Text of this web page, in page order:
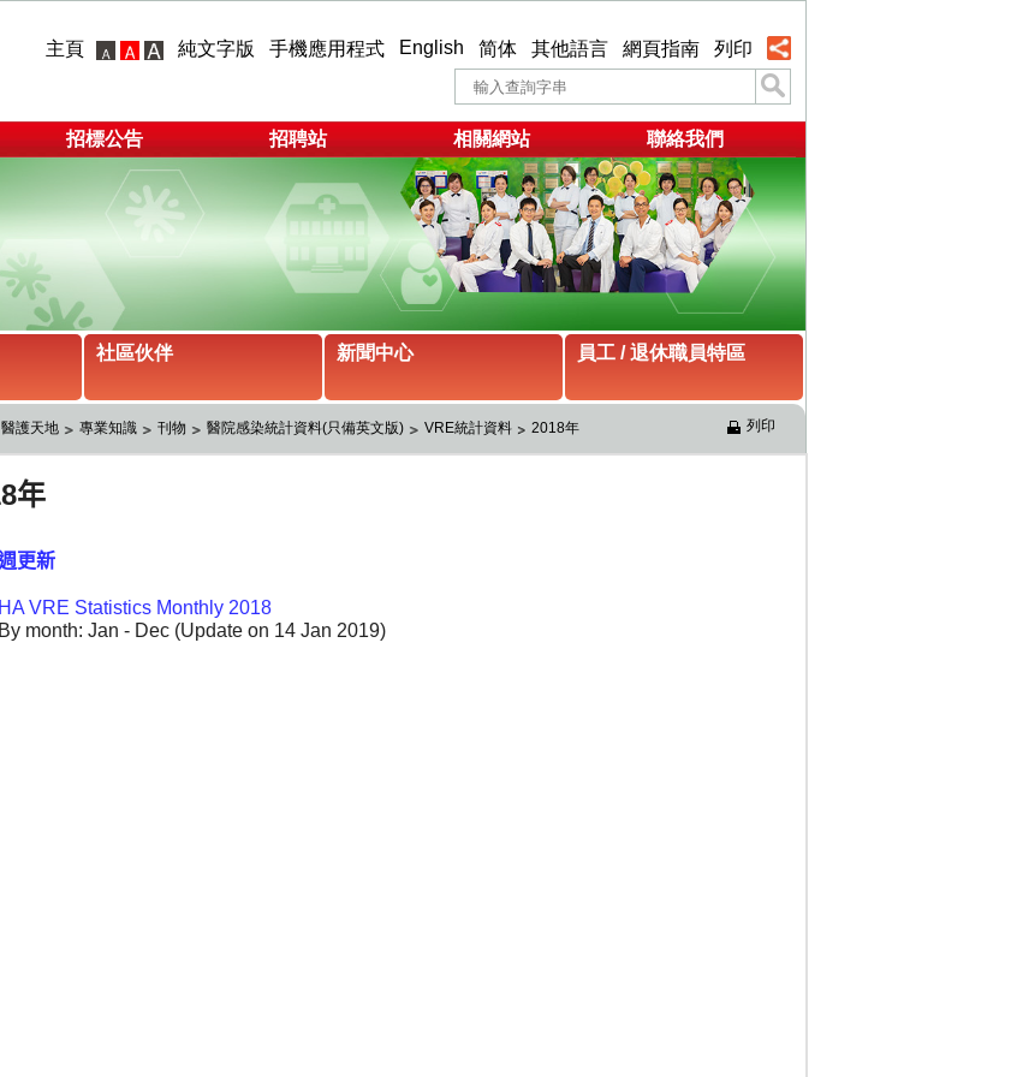
主頁 純文字版 手機應用程式 English 简体 其他語言 網頁指南 列印
招標公告 招聘站 相關網站 聯絡我們
社區伙伴 新聞中心 員工 / 退休職員特區
醫護天地 專業知識 刊物 醫院感染統計資料(只備英文版) VRE統計資料 2018年 列印